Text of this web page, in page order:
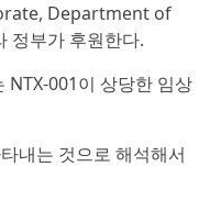
Department of
정부가 후원한다.
NTX-001이 상당한 임상
내는 것으로 해석해서